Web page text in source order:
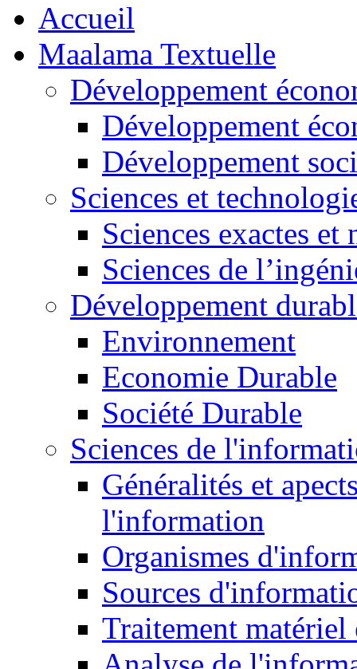
Accueil
Maalama Textuelle
Développement
Développement
Développement
Sciences et
Sciences exactes et
Sciences de
Développement
Environnement
Economie Durable
Société Durable
Sciences de
Généralités et
l'information
Organismes
Sources
Traitement matériel